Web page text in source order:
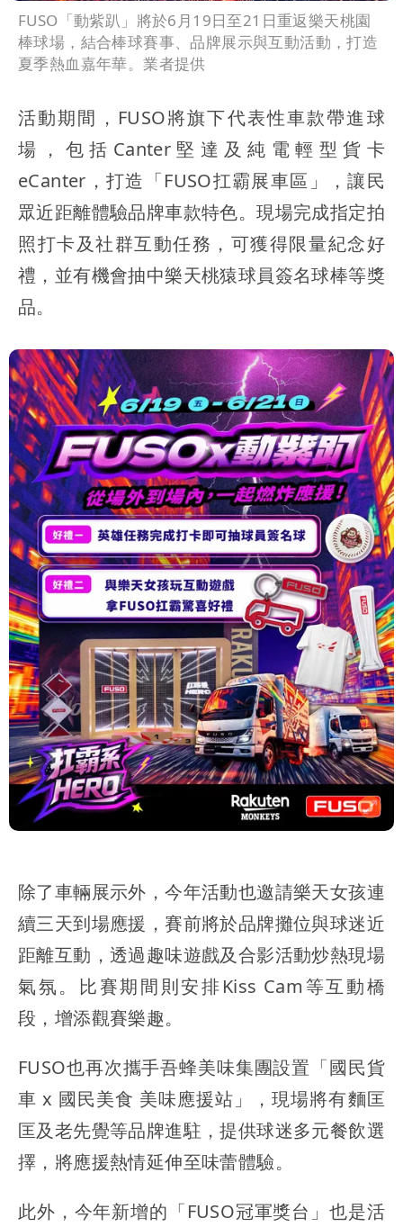
FUSO「動紫趴」將於6月19日至21日重返樂天桃園
棒球場，結合棒球賽事、品牌展示與互動活動，打造
夏季熱血嘉年華。業者提供
活動期間，FUSO將旗下代表性車款帶進球
場，包括Canter堅達及純電輕型貨卡
eCanter，打造「FUSO扛霸展車區」，讓民
眾近距離體驗品牌車款特色。現場完成指定拍
照打卡及社群互動任務，可獲得限量紀念好
禮，並有機會抽中樂天桃猿球員簽名球棒等獎
品。
除了車輛展示外，今年活動也邀請樂天女孩連
續三天到場應援，賽前將於品牌攤位與球迷近
距離互動，透過趣味遊戲及合影活動炒熱現場
氣氛。比賽期間則安排Kiss Cam等互動橋
段，增添觀賽樂趣。
FUSO也再次攜手吾蜂美味集團設置「國民貨
車 x 國民美食 美味應援站」，現場將有麵匡
匡及老先覺等品牌進駐，提供球迷多元餐飲選
擇，將應援熱情延伸至味蕾體驗。
此外，今年新增的「FUSO冠軍獎台」也是活